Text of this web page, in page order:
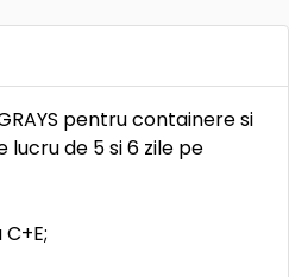
pentru containere si
de 5 si 6 zile pe